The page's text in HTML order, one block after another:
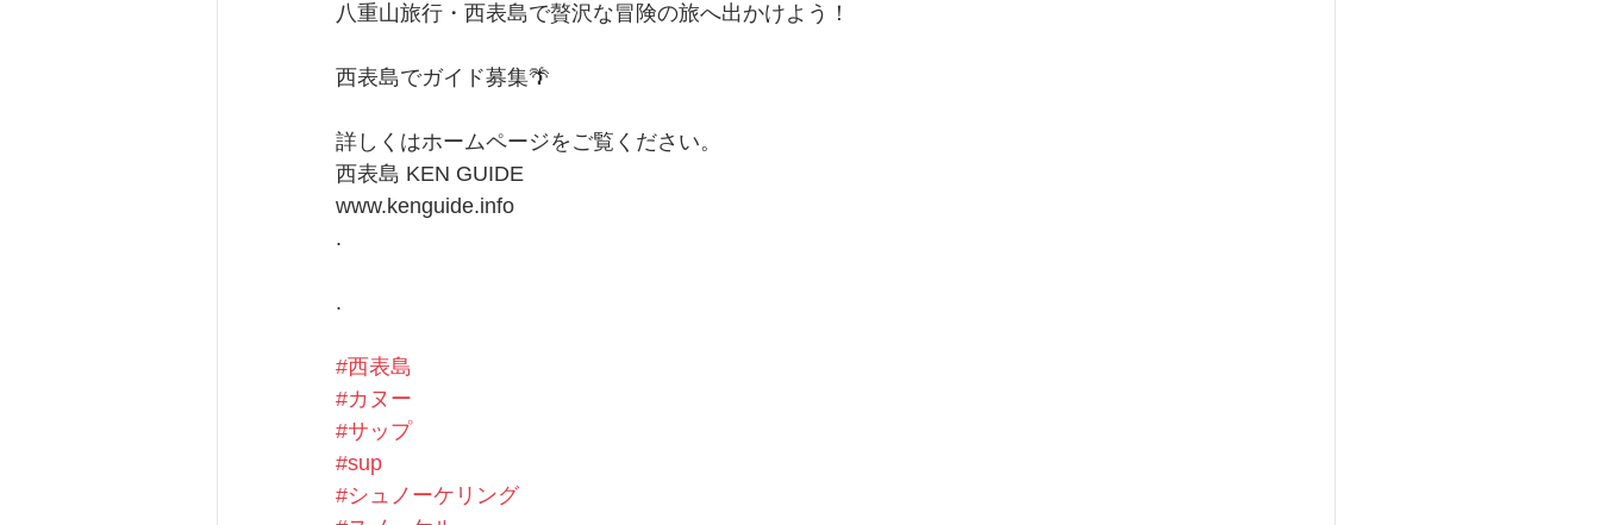
八重山旅行・西表島で贅沢な冒険の旅へ出かけよう！
西表島でガイド募集🌴
詳しくはホームページをご覧ください。
西表島 KEN GUIDE
www.kenguide.info
.
.
#西表島
#カヌー
#サップ
#sup
#シュノーケリング